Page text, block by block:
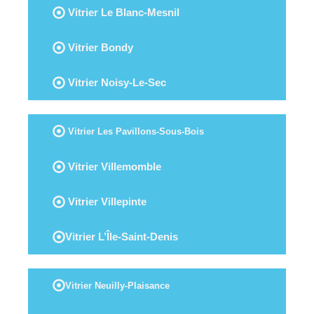
Vitrier Le Blanc-Mesnil
Vitrier Bondy
Vitrier Noisy-Le-Sec
Vitrier Les Pavillons-Sous-Bois
Vitrier Villemomble
Vitrier Villepinte
Vitrier L’Île-Saint-Denis
Vitrier Neuilly-Plaisance